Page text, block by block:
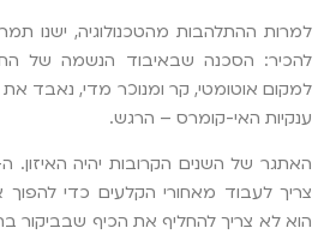
למרות ההתלהבות מהטכנולוגיה, ישנו
להכיר: הסכנה שבאיבוד הנשמה של
למקום אוטומטי, קר ומנוכר מדי, נאבד את
ענקיות האי-קומרס – הרגש.
צריך לעבוד מאחורי הקלעים כדי להפוך
הוא לא צריך להחליף את הכיף